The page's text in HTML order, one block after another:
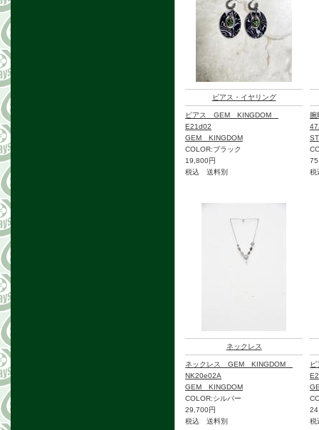
ピアス・イヤリング
ピアス GEM KINGDOM
E21d02
GEM KINGDOM
COLOR:ブラック
19,800円
税込 送料別
税
ネックレス
ネックレス GEM KINGDOM
NK20e02A
GEM KINGDOM
COLOR:シルバー
29,700円
税込 送料別
税